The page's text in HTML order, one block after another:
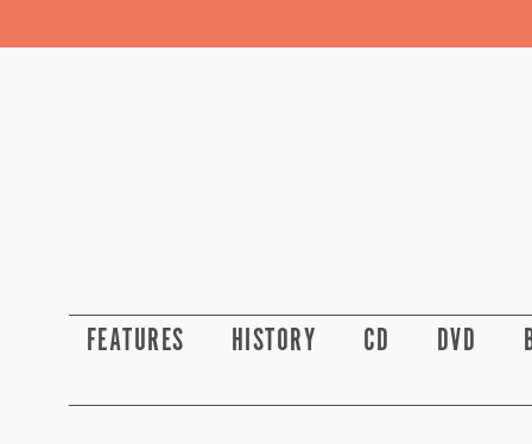
FEATURES HISTORY CD DVD